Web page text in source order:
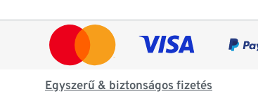
Egyszerű & biztonságos fizetés